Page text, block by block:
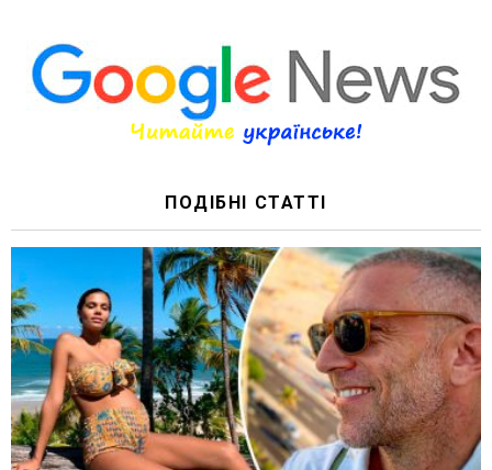
ПОДІБНІ СТАТТІ